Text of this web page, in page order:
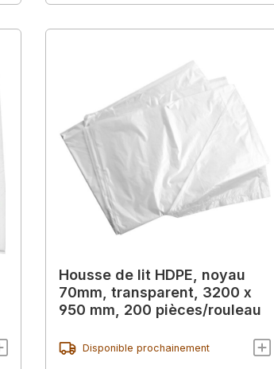
Housse de lit HDPE, noyau
70mm, transparent, 3200 x
950 mm, 200 pièces/rouleau
Disponible prochainement